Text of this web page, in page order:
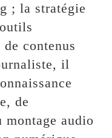
; la stratégie
contenus
il
de
audio